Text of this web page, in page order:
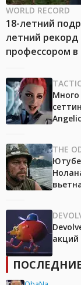
WORLD RECORD
18-летний
летний
профессором в
THE
акций